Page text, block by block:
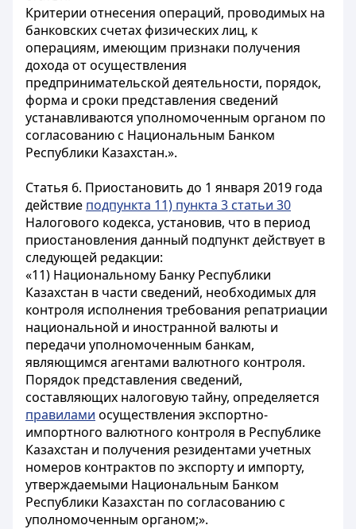
Критерии отнесения операций, проводимых на
банковских счетах физических лиц, к
операциям, имеющим признаки получения
дохода от осуществления
предпринимательской деятельности, порядок,
форма и сроки представления сведений
устанавливаются уполномоченным органом по
согласованию с Национальным Банком
Республики Казахстан.».
Статья 6. Приостановить до 1 января 2019 года
действие подпункта 11) пункта 3 статьи 30
Налогового кодекса, установив, что в период
приостановления данный подпункт действует в
следующей редакции:
«11) Национальному Банку Республики
Казахстан в части сведений, необходимых для
контроля исполнения требования репатриации
национальной и иностранной валюты и
передачи уполномоченным банкам,
являющимся агентами валютного контроля.
Порядок представления сведений,
составляющих налоговую тайну, определяется
правилами осуществления экспортно-
импортного валютного контроля в Республике
Казахстан и получения резидентами учетных
номеров контрактов по экспорту и импорту,
утверждаемыми Национальным Банком
Республики Казахстан по согласованию с
уполномоченным органом;».